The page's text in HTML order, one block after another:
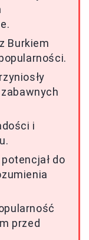
Burkiem
i
do
przed